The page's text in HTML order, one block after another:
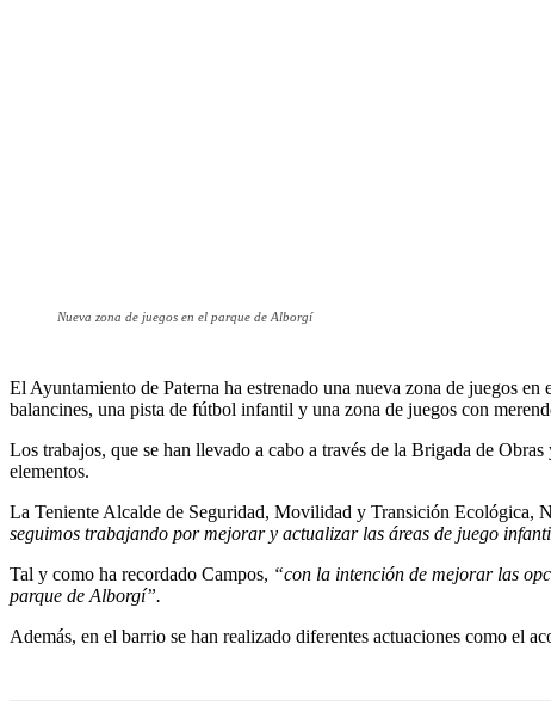
Nueva zona de juegos en el parque de Alborgí
El Ayuntamiento de Paterna ha estrenado una nueva zona de juegos
balancines, una pista de fútbol infantil y una zona de juegos con
Los trabajos, que se han llevado a cabo a través de la Brigada de
elementos.
La Teniente Alcalde de Seguridad, Movilidad y Transición Ecológica,
seguimos trabajando por mejorar y actualizar las áreas de juego
Tal y como ha recordado Campos, “con la intención de mejorar las
parque de Alborgí”.
Además, en el barrio se han realizado diferentes actuaciones como el